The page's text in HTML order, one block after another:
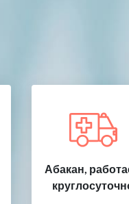
Абакан,